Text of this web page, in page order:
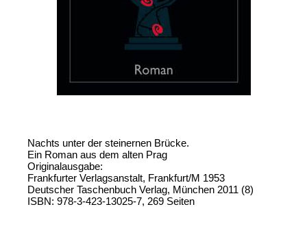
Nachts unter der steinernen Brücke.
Ein Roman aus dem alten Prag
Originalausgabe:
Frankfurter Verlagsanstalt, Frankfurt/M 1953
Deutscher Taschenbuch Verlag, München 2011 (8)
ISBN: 978-3-423-13025-7, 269 Seiten